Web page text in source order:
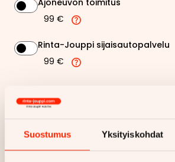
Suostumus Yksityiskohdat
Ajoneuvon toimitus
99 €
Rinta-Jouppi sijaisautopalvelu
99 €
Kuukausierä